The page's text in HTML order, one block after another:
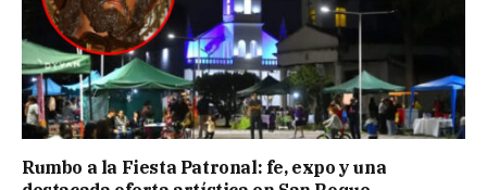
Rumbo a la Fiesta Patronal: fe, expo y una